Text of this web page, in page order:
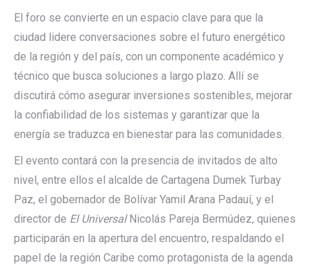
El foro se convierte en un espacio clave para que la
ciudad lidere conversaciones sobre el futuro energético
de la región y del país, con un componente académico y
técnico que busca soluciones a largo plazo. Allí se
discutirá cómo asegurar inversiones sostenibles, mejorar
la confiabilidad de los sistemas y garantizar que la
energía se traduzca en bienestar para las comunidades.
El evento contará con la presencia de invitados de alto
nivel, entre ellos el alcalde de Cartagena Dumek Turbay
Paz, el gobernador de Bolívar Yamil Arana Padauí, y el
director de El UniversalNicolás Pareja Bermúdez, quienes
participarán en la apertura del encuentro, respaldando el
papel de la región Caribe como protagonista de la agenda